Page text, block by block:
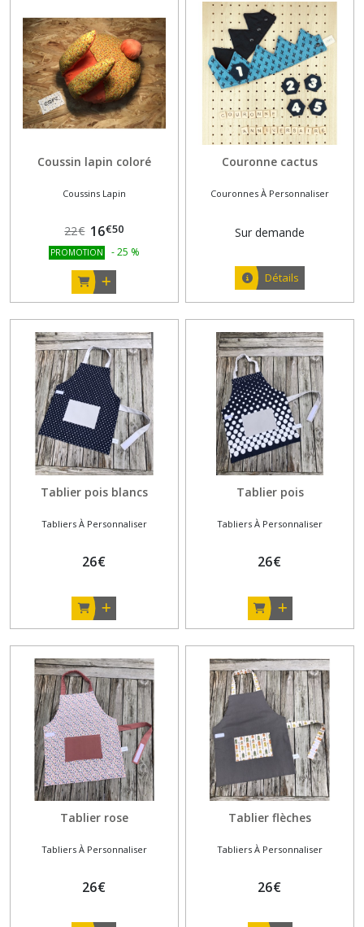
Coussin lapin coloré
Coussins Lapin
22€ 16€50
PROMOTION -25 %
Couronne cactus
Couronnes À Personnaliser
Sur demande
Détails
Tablier pois blancs
Tabliers À Personnaliser
26€
Tablier pois
Tabliers À Personnaliser
26€
Tablier rose
Tabliers À Personnaliser
26€
Tablier flèches
Tabliers À Personnaliser
26€